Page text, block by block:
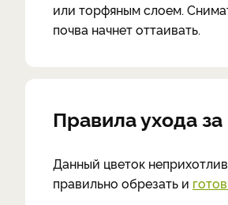
или торфяным слоем.
почва начнет оттаивать.
Правила ухода
Данный цветок
правильно обрезать и